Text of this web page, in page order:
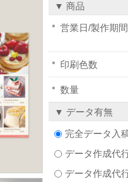
▼ 商品
営業日/製作期間
印刷色数
数量
▼ データ有無
完全データ入
データ作成代
データ作成代